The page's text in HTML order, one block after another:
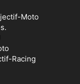
Moto
Racing